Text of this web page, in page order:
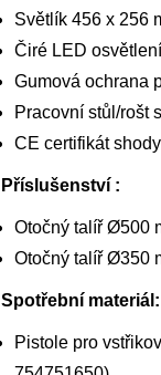
Světlík 456 x 256
Čiré LED
Gumová ochrana
Pracovní stůl/rošt
CE certifikát shody
Příslušenství :
Otočný talíř Ø500
Otočný talíř Ø350
Spotřební materiál:
Pistole pro